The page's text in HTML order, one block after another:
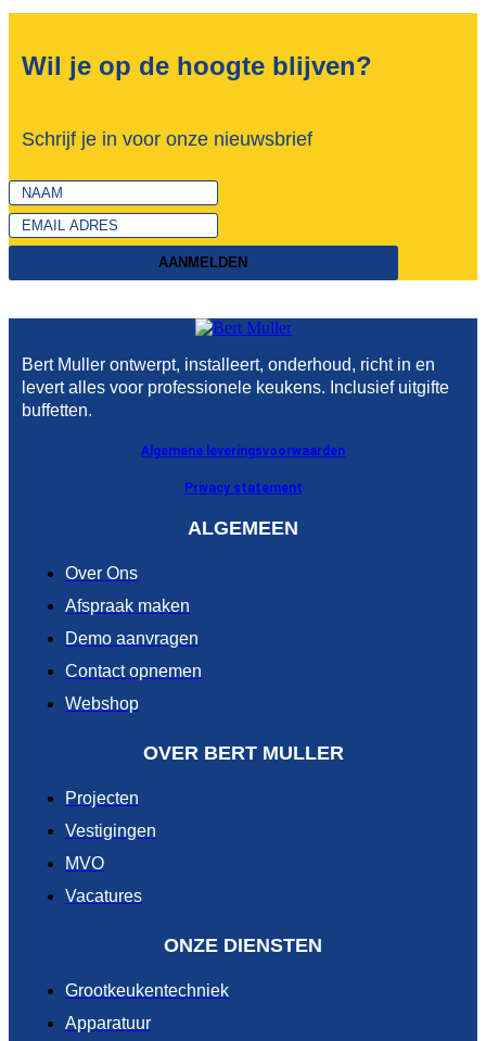
Wil je op de hoogte blijven?
Schrijf je in voor onze nieuwsbrief
AANMELDEN
Bert Muller ontwerpt, installeert, onderhoud, richt in en
levert alles voor professionele keukens. Inclusief uitgifte
buffetten.
Algemene leveringsvoorwaarden
Privacy statement
ALGEMEEN
Over Ons
Afspraak maken
Demo aanvragen
Contact opnemen
Webshop
OVER BERT MULLER
Projecten
Vestigingen
MVO
Vacatures
ONZE DIENSTEN
Grootkeukentechniek
Apparatuur